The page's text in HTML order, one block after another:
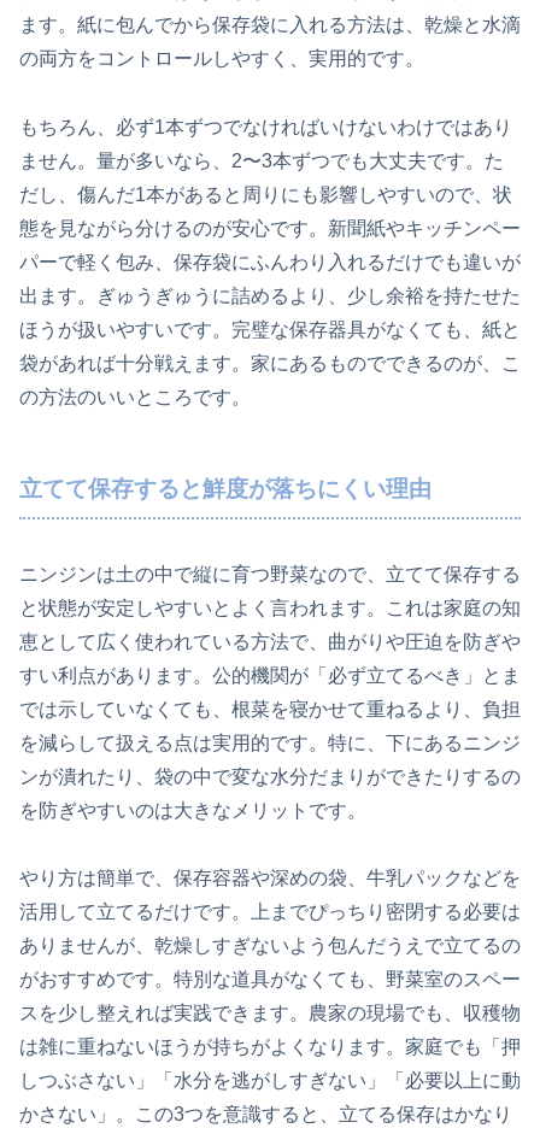
ます。紙に包んでから保存袋に入れる方法は、乾燥と水滴
の両方をコントロールしやすく、実用的です。
もちろん、必ず1本ずつでなければいけないわけではあり
ません。量が多いなら、2〜3本ずつでも大丈夫です。た
だし、傷んだ1本があると周りにも影響しやすいので、状
態を見ながら分けるのが安心です。新聞紙やキッチンペー
パーで軽く包み、保存袋にふんわり入れるだけでも違いが
出ます。ぎゅうぎゅうに詰めるより、少し余裕を持たせた
ほうが扱いやすいです。完璧な保存器具がなくても、紙と
袋があれば十分戦えます。家にあるものでできるのが、こ
の方法のいいところです。
立てて保存すると鮮度が落ちにくい理由
ニンジンは土の中で縦に育つ野菜なので、立てて保存する
と状態が安定しやすいとよく言われます。これは家庭の知
恵として広く使われている方法で、曲がりや圧迫を防ぎや
すい利点があります。公的機関が「必ず立てるべき」とま
では示していなくても、根菜を寝かせて重ねるより、負担
を減らして扱える点は実用的です。特に、下にあるニンジ
ンが潰れたり、袋の中で変な水分だまりができたりするの
を防ぎやすいのは大きなメリットです。
やり方は簡単で、保存容器や深めの袋、牛乳パックなどを
活用して立てるだけです。上までぴっちり密閉する必要は
ありませんが、乾燥しすぎないよう包んだうえで立てるの
がおすすめです。特別な道具がなくても、野菜室のスペー
スを少し整えれば実践できます。農家の現場でも、収穫物
は雑に重ねないほうが持ちがよくなります。家庭でも「押
しつぶさない」「水分を逃がしすぎない」「必要以上に動
かさない」。この3つを意識すると、立てる保存はかなり